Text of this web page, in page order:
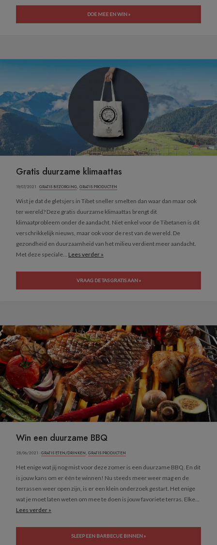
DOE MEE EN WIN »
Gratis duurzame klimaattas
19/07/2021 ·GRATIS BEZORGING, GRATIS PRODUCTEN
Wist je dat de gletsjers in Tibet sneller smelten dan waar dan maar ook
ter wereld? Deze gratis duurzame klimaattas brengt dit
klimaatprobleem onder de aandacht. Niet enkel voor de Tibetanen is dit
verschrikkelijk nieuws, maar ook voor de rest van de wereld. De
gezondheid en duurzaamheid van het milieu verdient meer aandacht.
Met deze speciale... Lees verder »
VRAAG DE TAS GRATIS AAN »
Win een duurzame BBQ
28/06/2021 ·GRATIS ETEN/DRINKEN, GRATIS PRODUCTEN
Het enige wat jij nog mist voor deze zomer is een duurzame BBQ. En dit
is jouw kans om er één te winnen! Nu steeds meer weer mag en de
terrassen weer open zijn, is er een klein onderzoek gestart. Het enige
wat je moet laten weten om mee te doen is jouw favoriete terras. Elke...
Lees verder »
SLEEP EEN BARBECUE BINNEN »